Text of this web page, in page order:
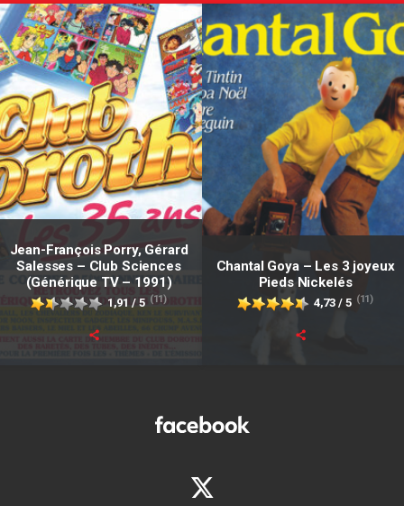
Jean-François Porry, Gérard
Salesses – Club Sciences
(Générique TV – 1991)
1,91 / 5 (11)
Chantal Goya – Les 3 joyeux
Pieds Nickelés
4,73 / 5 (11)